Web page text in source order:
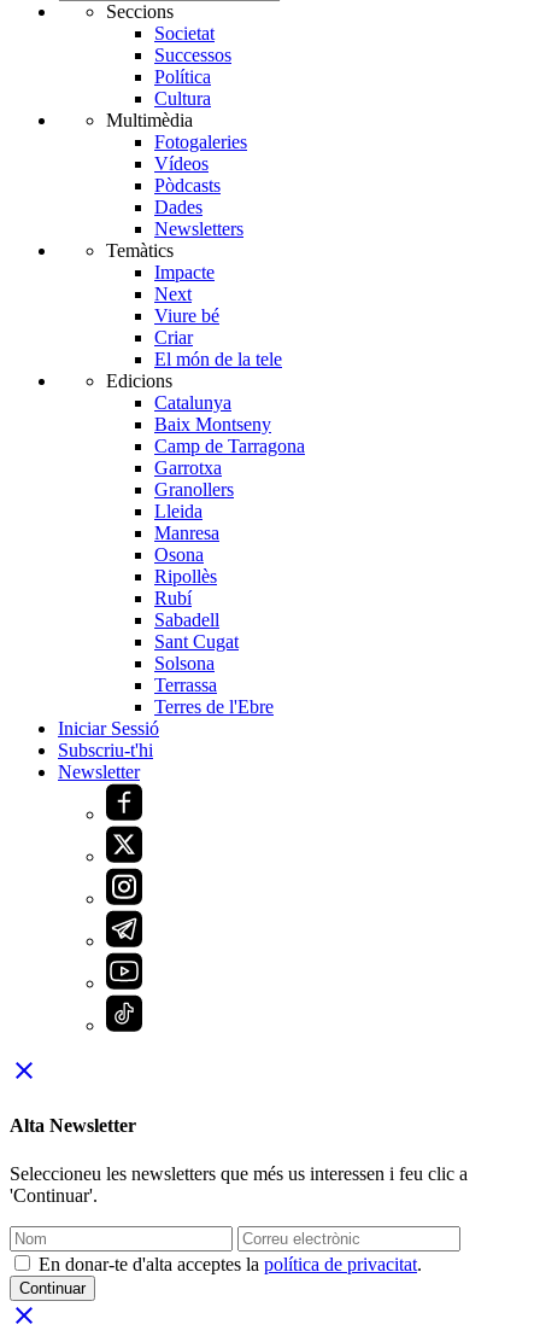
Seccions
Societat
Successos
Política
Cultura
Multimèdia
Fotogaleries
Vídeos
Pòdcasts
Dades
Newsletters
Temàtics
Impacte
Next
Viure bé
Criar
El món de la tele
Edicions
Catalunya
Baix Montseny
Camp de Tarragona
Garrotxa
Granollers
Lleida
Manresa
Osona
Ripollès
Rubí
Sabadell
Sant Cugat
Solsona
Terrassa
Terres de l'Ebre
Iniciar Sessió
Subscriu-t'hi
Newsletter
close
Alta Newsletter
Seleccioneu les newsletters que més us interessen i feu clic a
'Continuar'.
En donar-te d'alta acceptes la política de privacitat.
Continuar
close